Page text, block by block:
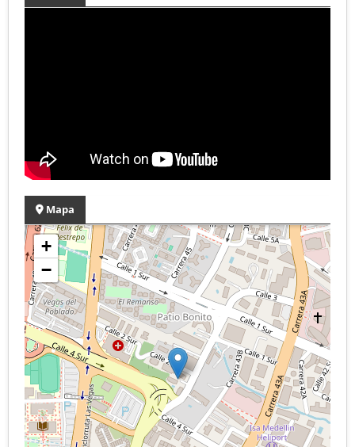
Mapa
+
−